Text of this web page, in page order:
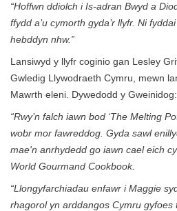
“Hoffwn ddiolch i Is-adran Bwyd a
ffydd a’u cymorth gyda’r llyfr. Ni
hebddyn nhw.”
Lansiwyd y llyfr coginio gan Lesley
Gwledig Llywodraeth Cymru, mewn
Mawrth eleni. Dywedodd y Gweinidog:
“Rwy’n falch iawn bod ‘The Melting
wobr mor fawreddog. Gyda sawl
mae'n anrhydedd go iawn cael eich
World Gourmand Cookbook.
“Llongyfarchiadau enfawr i Maggie
rhagorol yn arddangos Cymru gyfoes